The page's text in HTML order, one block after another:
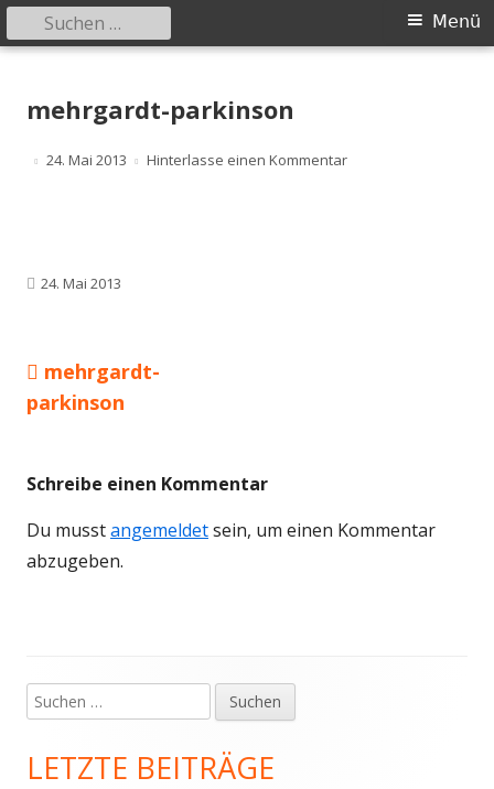
Gesundheit
Primäres
Menü
Suchen
nach:
mehrgardt-parkinson
Veröffentlicht
24. Mai 2013 Hinterlasse einen Kommentarzu mehrgardt-
Veröffentlicht
24. Mai 2013
Beitragsnavigation
Vorheriger
Beitrag:
mehrgardt-
parkinson
Schreibe einen Kommentar
Du musstangemeldetsein, um einen Kommentar
abzugeben.
Haupt-
Seitenleiste
Suchen
nach:
LETZTE BEITRÄGE